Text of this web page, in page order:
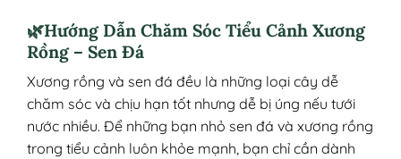
🌿Hướng Dẫn Chăm Sóc Tiểu Cảnh Xương
Rồng – Sen Đá
Xương rồng và sen đá đều là những loại cây dễ
chăm sóc và chịu hạn tốt nhưng dễ bị úng nếu tưới
nước nhiều. Để những bạn nhỏ sen đá và xương rồng
trong tiểu cảnh luôn khỏe mạnh, bạn chỉ cần dành